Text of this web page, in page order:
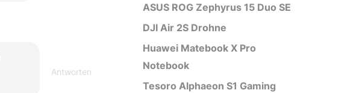
Antworten
ASUS ROG Zephyrus 15 Duo SE
DJI Air 2S Drohne
Huawei Matebook X Pro
Notebook
Tesoro Alphaeon S1 Gaming